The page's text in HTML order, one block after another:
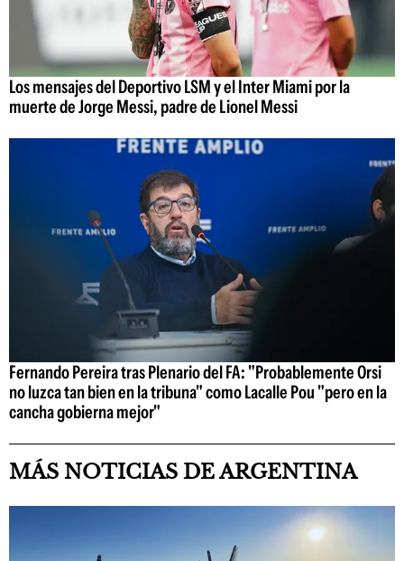
Los mensajes del Deportivo LSM y el Inter Miami por la
muerte de Jorge Messi, padre de Lionel Messi
Fernando Pereira tras Plenario del FA: "Probablemente Orsi
no luzca tan bien en la tribuna" como Lacalle Pou "pero en la
cancha gobierna mejor"
MÁS NOTICIAS DE ARGENTINA